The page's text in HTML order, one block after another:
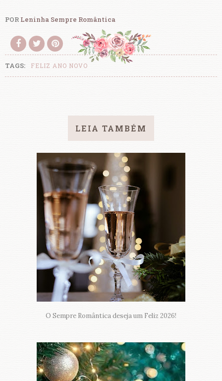
POR Leninha Sempre Romântica
TAGS: FELIZ ANO NOVO
LEIA TAMBÉM
O Sempre Romântica deseja um Feliz 2026!